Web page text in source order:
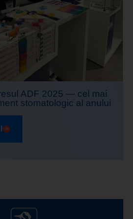
ADF 2025 — cel mai
stomatologic al anului